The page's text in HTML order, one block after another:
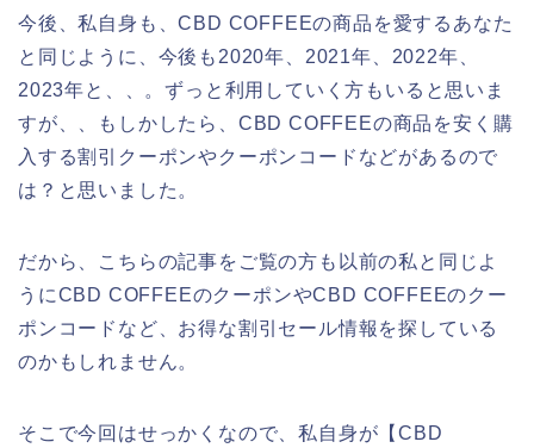
今後、私自身も、CBD COFFEEの商品を愛するあなた
と同じように、今後も2020年、2021年、2022年、
2023年と、、。ずっと利用していく方もいると思いま
すが、、もしかしたら、CBD COFFEEの商品を安く購
入する割引クーポンやクーポンコードなどがあるので
は？と思いました。
だから、こちらの記事をご覧の方も以前の私と同じよ
うにCBD COFFEEのクーポンやCBD COFFEEのクー
ポンコードなど、お得な割引セール情報を探している
のかもしれません。
そこで今回はせっかくなので、私自身が【CBD